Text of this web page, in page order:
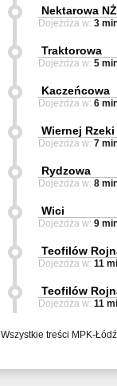
Nektarowa NŻ
Dojeżdża w: 3
Traktorowa
Dojeżdża w: 5
Kaczeńcowa
Dojeżdża w: 6
Wiernej Rzeki
Dojeżdża w: 7
Rydzowa
Dojeżdża w: 8
Wici
Dojeżdża w: 9
Teofilów
Dojeżdża w: 11
Teofilów
Dojeżdża w: 11
Wszystkie treści MPK-